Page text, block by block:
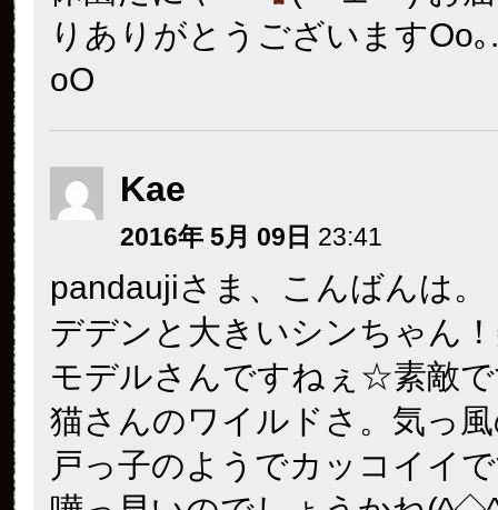
りありがとうございますOo｡
oO
Kae
2016年 5月 09日 23:41
pandaujiさま、こんばんは。
デデンと大きいシンちゃん
モデルさんですねぇ☆素敵
猫さんのワイルドさ。気っ
戸っ子のようでカッコイイ